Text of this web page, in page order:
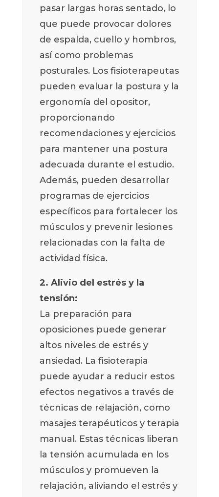
pasar largas horas sentado, lo
que puede provocar dolores
de espalda, cuello y hombros,
así como problemas
posturales. Los fisioterapeutas
pueden evaluar la postura y la
ergonomía del opositor,
proporcionando
recomendaciones y ejercicios
para mantener una postura
adecuada durante el estudio.
Además, pueden desarrollar
programas de ejercicios
específicos para fortalecer los
músculos y prevenir lesiones
relacionadas con la falta de
actividad física.
2. Alivio del estrés y la
tensión:
La preparación para
oposiciones puede generar
altos niveles de estrés y
ansiedad. La fisioterapia
puede ayudar a reducir estos
efectos negativos a través de
técnicas de relajación, como
masajes terapéuticos y terapia
manual. Estas técnicas liberan
la tensión acumulada en los
músculos y promueven la
relajación, aliviando el estrés y